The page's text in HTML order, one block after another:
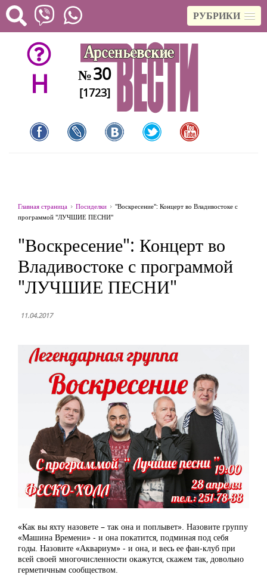
РУБРИКИ
H №30
[1723]
Главная страница Посиделки
"Воскресение": Концерт во Владивостоке с
программой "ЛУЧШИЕ ПЕСНИ"
"Воскресение": Концерт во
Владивостоке с программой
"ЛУЧШИЕ ПЕСНИ"
11.04.2017
«Как вы яхту назовете – так она и поплывет». Назовите группу
«Машина Времени» - и она покатится, подминая под себя
годы. Назовите «Аквариум» - и она, и весь ее фан-клуб при
всей своей многочисленности окажутся, скажем так, довольно
герметичным сообществом.